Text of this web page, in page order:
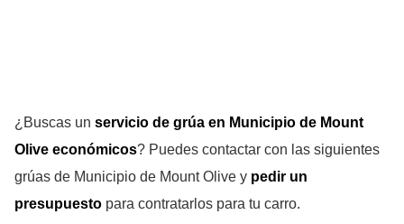
¿Buscas un servicio de grúa en Municipio de Mount
Olive económicos? Puedes contactar con las siguientes
grúas de Municipio de Mount Olive y pedir un
presupuesto para contratarlos para tu carro.